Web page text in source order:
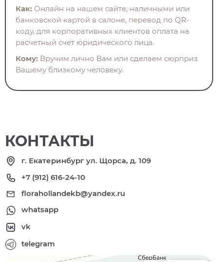
Как: Онлайн на нашем сайте, наличными или
банковской картой в салоне, перевод по QR-
коду, для корпоративных клиентов оплата на
расчетный счет юридического лица.
Кому: Вручим лично Вам или сделаем сюрприз
Вашему близкому человеку.
КОНТАКТЫ
г. Екатеринбург ул. Щорса, д. 109
+7 (912) 616-24-10
florahollandekb@yandex.ru
whatsapp
vk
telegram